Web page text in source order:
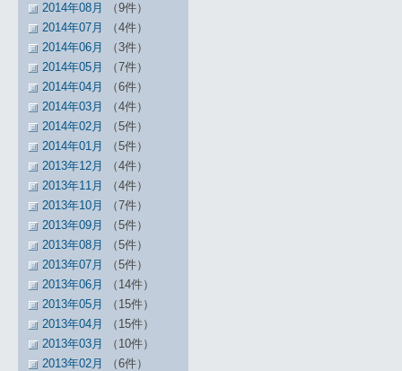
2014年08月
（9件）
2014年07月
（4件）
2014年06月
（3件）
2014年05月
（7件）
2014年04月
（6件）
2014年03月
（4件）
2014年02月
（5件）
2014年01月
（5件）
2013年12月
（4件）
2013年11月
（4件）
2013年10月
（7件）
2013年09月
（5件）
2013年08月
（5件）
2013年07月
（5件）
2013年06月
（14件）
2013年05月
（15件）
2013年04月
（15件）
2013年03月
（10件）
2013年02月
（6件）